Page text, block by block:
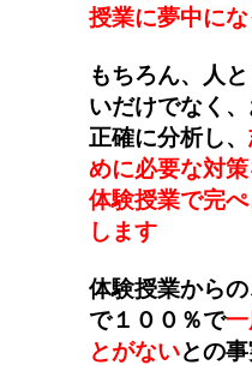
授業に夢中に
もちろん、人
いだけでなく
正確に分析し、
めに必要な対
体験授業で完
します
体験授業から
で１００％で
とがないとの